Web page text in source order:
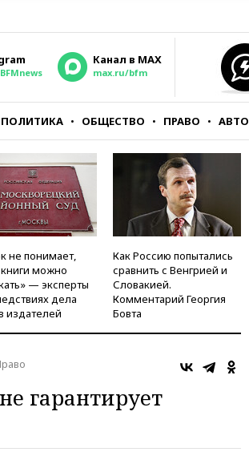
Канал в MAX
max.ru/bfm
ПОЛИТИКА ОБЩЕСТВО ПРАВО АВТО
не понимает,
можно
— эксперты
дела
издателей
Как Россию попытались
сравнить с Венгрией и
Словакией.
Комментарий Георгия
Бовта
гарантирует